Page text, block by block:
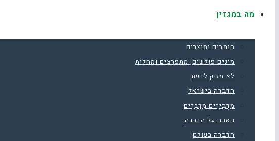
מה במגזין
חומרים ומוצרים
מינים פולשים, מתפרצים ומחלות
לא מזיק לדעת
הדברה בישראל
מַדְבִּירִים מְדַבְּרִים
הארה על הדברה
הדברה בעולם